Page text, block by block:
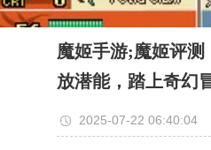
魔姬手游;魔姬评
放潜能，踏上奇幻
2025-07-22 06:40:04